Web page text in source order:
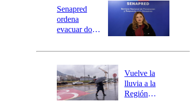
Universidad de Chile
Sustentabilidad
Senapred
ordena
evacuar dos
Carahue por
río Damas:
activa
mensajería
SAE
Vuelve la
lluvia a la
Región